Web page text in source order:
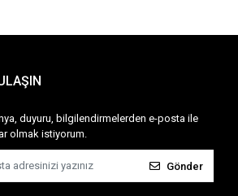
duyuru, bilgilendirmelerden e-posta ile
olmak istiyorum.
Gönder